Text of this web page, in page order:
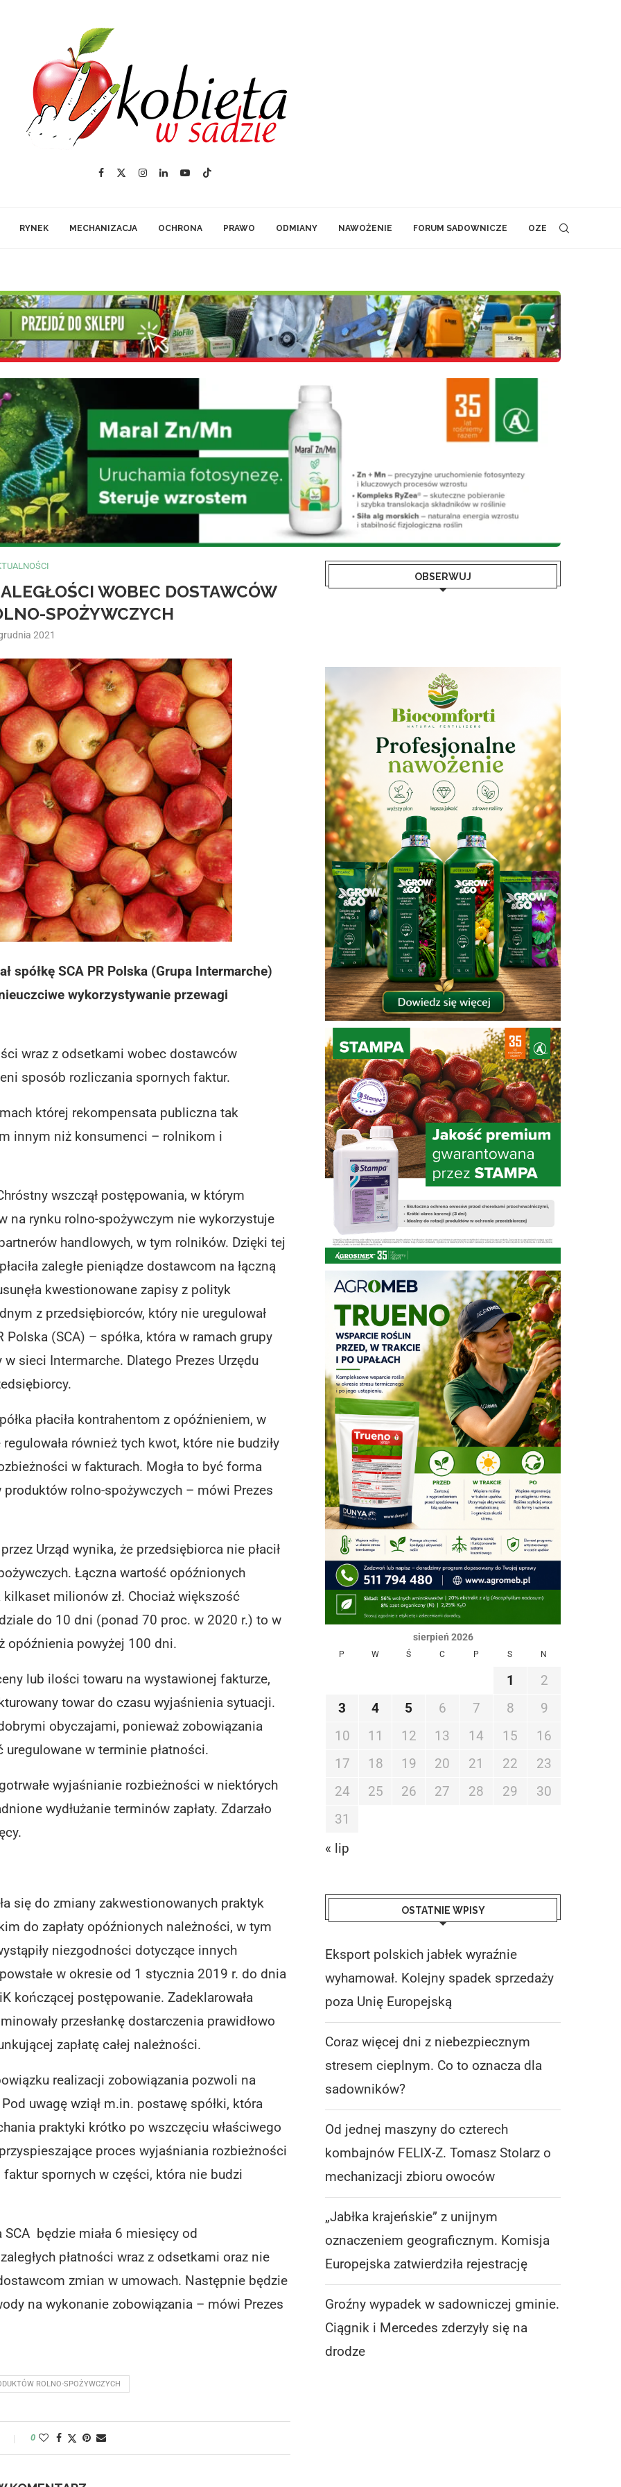
RYNEK MECHANIZACJA OCHRONA PRAWO ODMIANY NAWOŻENIE FORUM SADOWNICZE OZE
WOBEC DOSTAWCÓW
SPOŻYWCZYCH
2021
spółkę SCA PR Polska (Grupa Intermarche)
wykorzystywanie przewagi
wraz z odsetkami wobec dostawców
sposób rozliczania spornych faktur.
której rekompensata publiczna tak
innym niż konsumenci – rolnikom i
wszczął postępowania, w którym
na rynku rolno-spożywczym nie wykorzystuje
handlowych, w tym rolników. Dzięki tej
zaległe pieniądze dostawcom na łączną
kwestionowane zapisy z polityk
z przedsiębiorców, który nie uregulował
Polska (SCA) – spółka, która w ramach grupy
sieci Intermarche. Dlatego Prezes Urzędu
płaciła kontrahentom z opóźnieniem, w
również tych kwot, które nie budziły
w fakturach. Mogła to być forma
rolno-spożywczych – mówi Prezes
Urząd wynika, że przedsiębiorca nie płacił
Łączna wartość opóźnionych
milionów zł. Chociaż większość
do 10 dni (ponad 70 proc. w 2020 r.) to w
opóźnienia powyżej 100 dni.
lub ilości towaru na wystawionej fakturze,
towar do czasu wyjaśnienia sytuacji.
obyczajami, ponieważ zobowiązania
w terminie płatności.
wyjaśnianie rozbieżności w niektórych
wydłużanie terminów zapłaty. Zdarzało
się do zmiany zakwestionowanych praktyk
do zapłaty opóźnionych należności, w tym
niezgodności dotyczące innych
w okresie od 1 stycznia 2019 r. do dnia
kończącej postępowanie. Zadeklarowała
przesłankę dostarczenia prawidłowo
zapłatę całej należności.
realizacji zobowiązania pozwoli na
uwagę wziął m.in. postawę spółki, która
praktyki krótko po wszczęciu właściwego
proces wyjaśniania rozbieżności
faktur spornych w części, która nie budzi
będzie miała 6 miesięcy od
płatności wraz z odsetkami oraz nie
zmian w umowach. Następnie będzie
na wykonanie zobowiązania – mówi Prezes
ROLNO-SPOŻYWCZYCH
0
OBSERWUJ
sierpień 2026
P W Ś C P S N
1
2
3
4 5 6 7 8
9
10
11 12 13 14 15
16
17
18 19 20 21 22
23
24
25 26 27 28 29
30
31
« lip
OSTATNIE WPISY
Eksport polskich jabłek wyraźnie
wyhamował. Kolejny spadek sprzedaży
poza Unię Europejską
Coraz więcej dni z niebezpiecznym
stresem cieplnym. Co to oznacza dla
sadowników?
Od jednej maszyny do czterech
kombajnów FELIX-Z. Tomasz Stolarz o
mechanizacji zbioru owoców
„Jabłka krajeńskie” z unijnym
oznaczeniem geograficznym. Komisja
Europejska zatwierdziła rejestrację
Groźny wypadek w sadowniczej gminie.
Ciągnik i Mercedes zderzyły się na
drodze